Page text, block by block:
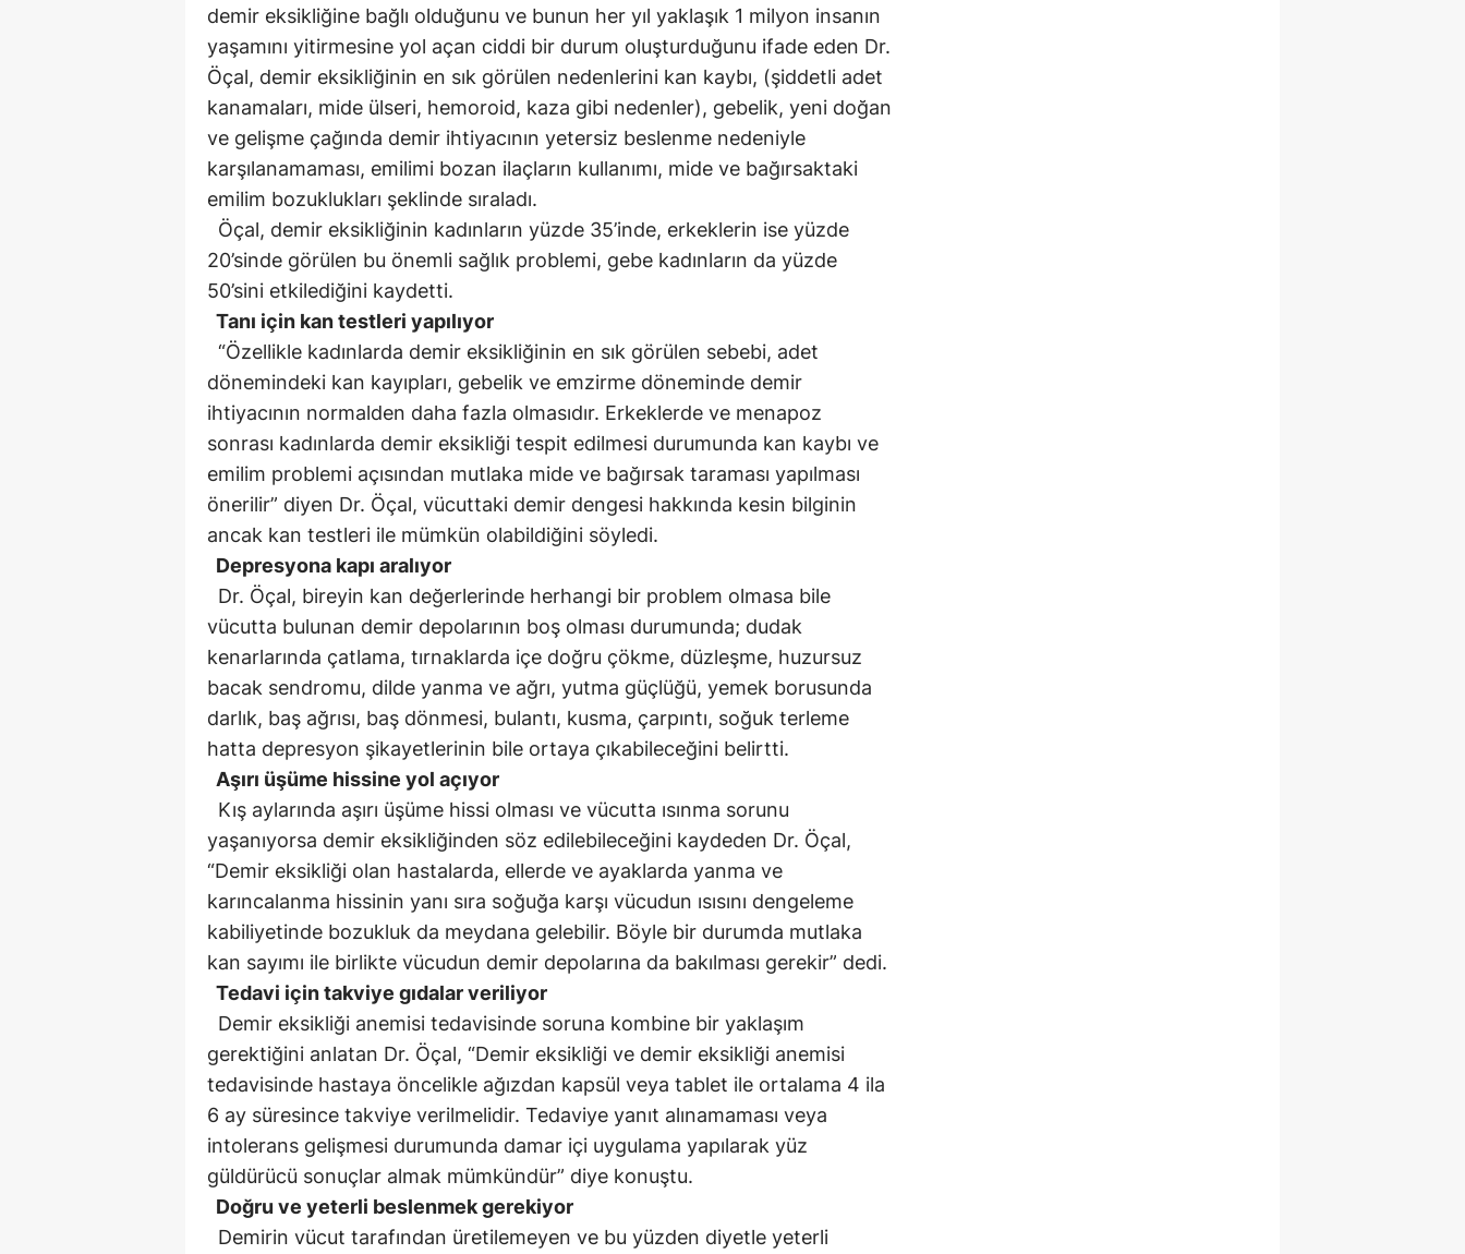
demir eksikliğine bağlı olduğunu ve bunun her yıl yaklaşık 1 milyon insanın
yaşamını yitirmesine yol açan ciddi bir durum oluşturduğunu ifade eden Dr.
Öçal, demir eksikliğinin en sık görülen nedenlerini kan kaybı, (şiddetli adet
kanamaları, mide ülseri, hemoroid, kaza gibi nedenler), gebelik, yeni doğan
ve gelişme çağında demir ihtiyacının yetersiz beslenme nedeniyle
karşılanamaması, emilimi bozan ilaçların kullanımı, mide ve bağırsaktaki
emilim bozuklukları şeklinde sıraladı.
Öçal, demir eksikliğinin kadınların yüzde 35’inde, erkeklerin ise yüzde
20’sinde görülen bu önemli sağlık problemi, gebe kadınların da yüzde
50’sini etkilediğini kaydetti.
Tanı için kan testleri yapılıyor
“Özellikle kadınlarda demir eksikliğinin en sık görülen sebebi, adet
dönemindeki kan kayıpları, gebelik ve emzirme döneminde demir
ihtiyacının normalden daha fazla olmasıdır. Erkeklerde ve menapoz
sonrası kadınlarda demir eksikliği tespit edilmesi durumunda kan kaybı ve
emilim problemi açısından mutlaka mide ve bağırsak taraması yapılması
önerilir” diyen Dr. Öçal, vücuttaki demir dengesi hakkında kesin bilginin
ancak kan testleri ile mümkün olabildiğini söyledi.
Depresyona kapı aralıyor
Dr. Öçal, bireyin kan değerlerinde herhangi bir problem olmasa bile
vücutta bulunan demir depolarının boş olması durumunda; dudak
kenarlarında çatlama, tırnaklarda içe doğru çökme, düzleşme, huzursuz
bacak sendromu, dilde yanma ve ağrı, yutma güçlüğü, yemek borusunda
darlık, baş ağrısı, baş dönmesi, bulantı, kusma, çarpıntı, soğuk terleme
hatta depresyon şikayetlerinin bile ortaya çıkabileceğini belirtti.
Aşırı üşüme hissine yol açıyor
Kış aylarında aşırı üşüme hissi olması ve vücutta ısınma sorunu
yaşanıyorsa demir eksikliğinden söz edilebileceğini kaydeden Dr. Öçal,
“Demir eksikliği olan hastalarda, ellerde ve ayaklarda yanma ve
karıncalanma hissinin yanı sıra soğuğa karşı vücudun ısısını dengeleme
kabiliyetinde bozukluk da meydana gelebilir. Böyle bir durumda mutlaka
kan sayımı ile birlikte vücudun demir depolarına da bakılması gerekir” dedi.
Tedavi için takviye gıdalar veriliyor
Demir eksikliği anemisi tedavisinde soruna kombine bir yaklaşım
gerektiğini anlatan Dr. Öçal, “Demir eksikliği ve demir eksikliği anemisi
tedavisinde hastaya öncelikle ağızdan kapsül veya tablet ile ortalama 4 ila
6 ay süresince takviye verilmelidir. Tedaviye yanıt alınamaması veya
intolerans gelişmesi durumunda damar içi uygulama yapılarak yüz
güldürücü sonuçlar almak mümkündür” diye konuştu.
Doğru ve yeterli beslenmek gerekiyor
Demirin vücut tarafından üretilemeyen ve bu yüzden diyetle yeterli